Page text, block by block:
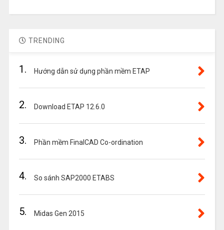
TRENDING
1. Hướng dẫn sử dụng phần mềm ETAP
2. Download ETAP 12.6.0
3. Phần mềm FinalCAD Co-ordination
4. So sánh SAP2000 ETABS
5. Midas Gen 2015